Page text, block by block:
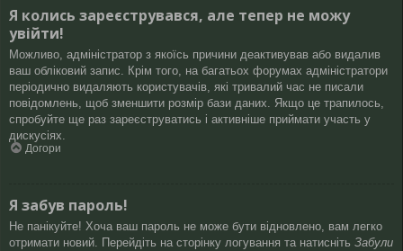
Я колись зареєструвався, але тепер не можу
увійти!
Можливо, адміністратор з якоїсь причини деактивував або видалив
ваш обліковий запис. Крім того, на багатьох форумах адміністратори
періодично видаляють користувачів, які тривалий час не писали
повідомлень, щоб зменшити розмір бази даних. Якщо це трапилось,
спробуйте ще раз зареєструватись і активніше приймати участь у
дискусіях.
Догори
Я забув пароль!
Не панікуйте! Хоча ваш пароль не може бути відновлено, вам легко
отримати новий. Перейдіть на сторінку логування та натисніть Забули